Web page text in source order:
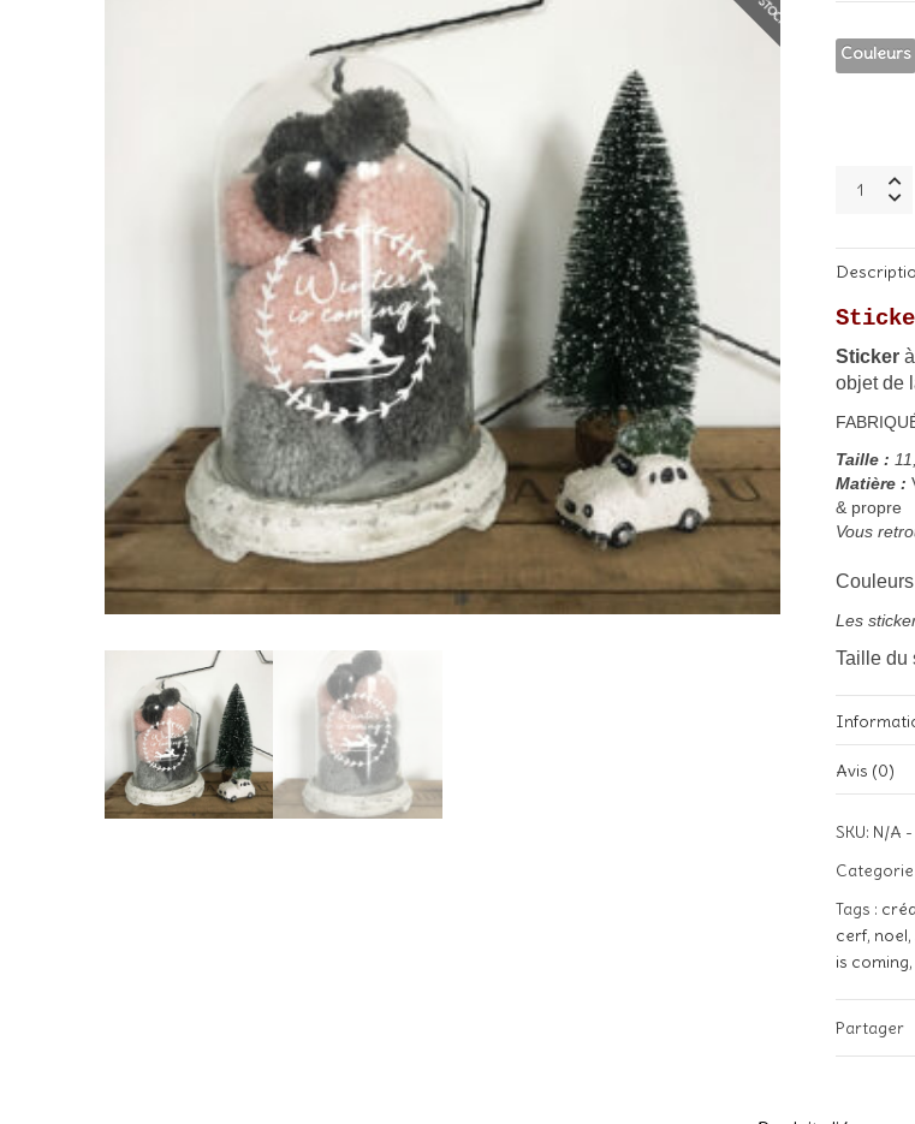
Couleurs
Sticker
"Winter
coming
N°2"
Sticker à
objet de
Taille :
Matière :
& propre
Vous
Les
Taille du
Poids
Couleurs
Avis (0)
Votre
Votre
SKU: N/A -
Tags :
cerf, noel,
is coming
Partager